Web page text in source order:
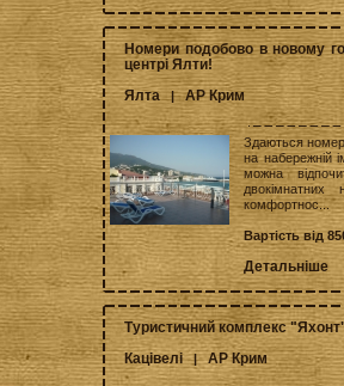
Номери подобово в новому
центрі Ялти!
Ялта |АР Крим
Здаються
на набережній
можна
комфортнос...
Вартість від
Детальніше
Туристичний комплекс
Кацівелі |АР Крим